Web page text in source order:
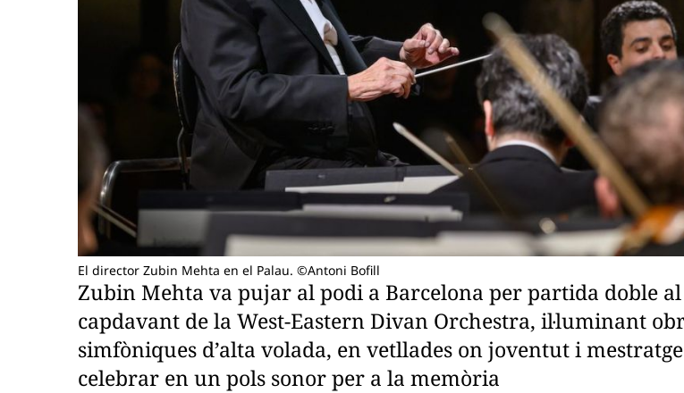
El director Zubin Mehta en el Palau. ©Antoni Bofill
Zubin Mehta va pujar al podi a Barcelona per partida doble al
capdavant de la West-Eastern Divan Orchestra, il·luminant
simfòniques d’alta volada, en vetllades on joventut i
celebrar en un pols sonor per a la memòria